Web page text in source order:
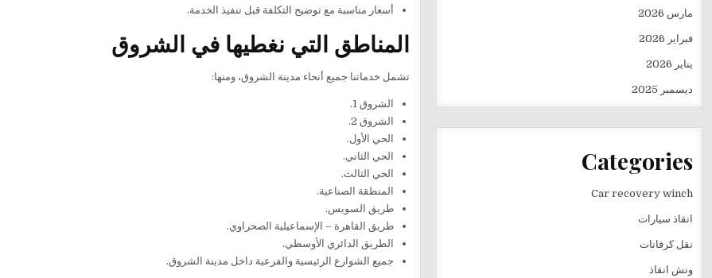
أسعار مناسبة مع توضيح التكلفة قبل تنفيذ الخدمة.
المناطق التي نغطيها في الشروق
تشمل خدماتنا جميع أنحاء مدينة الشروق، ومنها:
الشروق 1.
الشروق 2.
الحي الأول.
الحي الثاني.
الحي الثالث.
المنطقة الصناعية.
طريق السويس.
طريق القاهرة – الإسماعيلية الصحراوي.
الطريق الدائري الأوسطي.
جميع الشوارع الرئيسية والفرعية داخل مدينة الشروق.
مارس 2026
فبراير 2026
يناير 2026
ديسمبر 2025
Categories
Car recovery winch
انقاذ سيارات
نقل كرفانات
ونش انقاذ